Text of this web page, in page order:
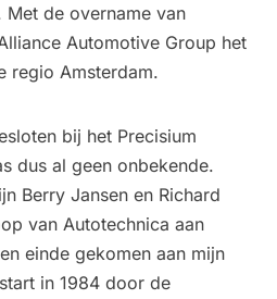
Met de overname van
Automotive Group het
regio Amsterdam.
bij het Precisium
dus al geen onbekende.
Berry Jansen en Richard
van Autotechnica aan
einde gekomen aan mijn
in 1984 door de